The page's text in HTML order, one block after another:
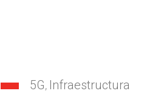
5G, Infraestructura